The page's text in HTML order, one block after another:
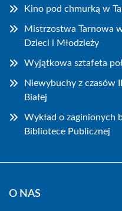
Kino pod chmurką w
Mistrzostwa Tarnowa
Dzieci i Młodzieży
Wyjątkowa sztafeta
Niewybuchy z czasów
Białej
Wykład o zaginionych
Bibliotece Publicznej
O NAS